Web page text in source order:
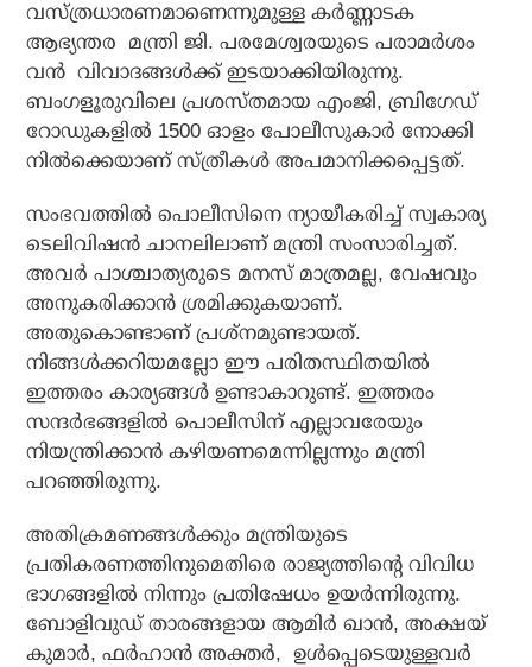
വസ്ത്രധാരണമാണെന്നുമുള്ള കര്‍ണ്ണാടക
ആഭ്യന്തര മന്ത്രി ജി. പരമേശ്വരയുടെ പരാമര്‍ശം
വന്‍ വിവാദങ്ങള്‍ക്ക് ഇടയാക്കിയിരുന്നു.
ബംഗളൂരുവിലെ പ്രശസ്തമായ എംജി, ബ്രിഗേഡ്
റോഡുകളില്‍ 1500 ഓളം പോലീസുകാര്‍ നോക്കി
നില്‍ക്കെയാണ് സ്ത്രീകള്‍ അപമാനിക്കപ്പെട്ടത്.
സംഭവത്തില്‍ പൊലീസിനെ ന്യായീകരിച്ച് സ്വകാര്യ
ടെലിവിഷന്‍ ചാനലിലാണ് മന്ത്രി സംസാരിച്ചത്.
അവര്‍ പാശ്ചാത്യരുടെ മനസ് മാത്രമല്ല, വേഷവും
അനുകരിക്കാന്‍ ശ്രമിക്കുകയാണ്.
അതുകൊണ്ടാണ് പ്രശ്‌നമുണ്ടായത്.
നിങ്ങള്‍ക്കറിയമല്ലോ ഈ പരിതസ്ഥിതയില്‍
ഇത്തരം കാര്യങ്ങള്‍ ഉണ്ടാകാറുണ്ട്. ഇത്തരം
സന്ദര്‍ഭങ്ങളില്‍ പൊലീസിന് എല്ലാവരേയും
നിയന്ത്രിക്കാന്‍ കഴിയണമെന്നില്ലന്നും മന്ത്രി
പറഞ്ഞിരുന്നു.
അതിക്രമണങ്ങള്‍ക്കും മന്ത്രിയുടെ
പ്രതികരണത്തിനുമെതിരെ രാജ്യത്തിന്റെ വിവിധ
ഭാഗങ്ങളില്‍ നിന്നും പ്രതിഷേധം ഉയര്‍ന്നിരുന്നു.
ബോളിവുഡ് താരങ്ങളായ ആമിര്‍ ഖാന്‍, അക്ഷയ്
കുമാര്‍, ഫര്‍ഹാന്‍ അക്തര്‍, ഉള്‍പ്പെടെയുള്ളവര്‍